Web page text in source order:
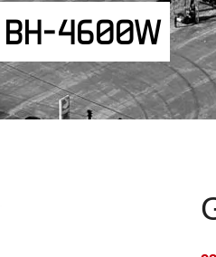
BH-4600W